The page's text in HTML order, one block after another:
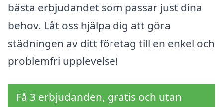
bästa erbjudandet som passar just dina
behov. Låt oss hjälpa dig att göra
städningen av ditt företag till en enkel och
problemfri upplevelse!
Få 3 erbjudanden, gratis och utan